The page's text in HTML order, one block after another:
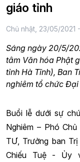
giáo tỉnh
Chủ nhật, 23/05/2021
Sáng ngày 20/5/
tâm Văn hóa Phật
tỉnh Hà Tĩnh), Ban
nghiêm tổ chức Đại
Buổi lễ dưới sự
Nghiêm – Phó
TƯ, Trưởng ban
Chiếu Tuệ - Ủy